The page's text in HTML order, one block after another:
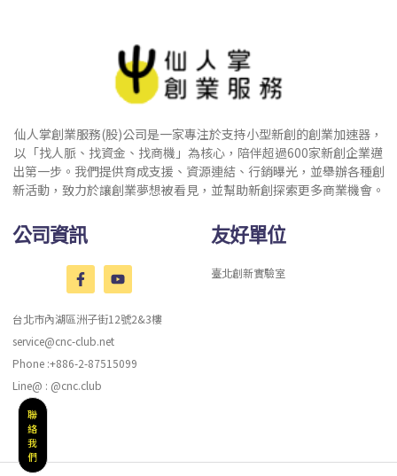
仙人掌創業服務(股)公司是一家專注於支持小型新創的創業加速器，
以「找人脈、找資金、找商機」為核心，陪伴超過600家新創企業邁
出第一步。我們提供育成支援、資源連結、行銷曝光，並舉辦各種創
新活動，致力於讓創業夢想被看見，並幫助新創探索更多商業機會。
公司資訊
台北市內湖區洲子街12號2&3樓
service@cnc-club.net
Phone :+886-2-87515099
Line@ : @cnc.club
友好單位
臺北創新實驗室
聯
絡
我
們